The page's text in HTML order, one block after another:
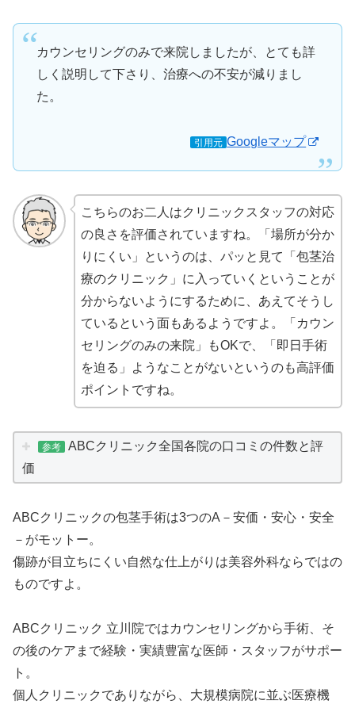
カウンセリングのみで来院しましたが、とても詳
しく説明して下さり、治療への不安が減りまし
た。
引用元 Googleマップ
こちらのお二人はクリニックスタッフの対応
の良さを評価されていますね。「場所が分か
りにくい」というのは、パッと見て「包茎治
療のクリニック」に入っていくということが
分からないようにするために、あえてそうし
ているという面もあるようですよ。「カウン
セリングのみの来院」もOKで、「即日手術
を迫る」ようなことがないというのも高評価
ポイントですね。
参考
ABCクリニック全国各院の口コミの件数と評
価
ABCクリニックの包茎手術は3つのA－安価・安心・安全
－がモットー。
傷跡が目立ちにくい自然な仕上がりは美容外科ならではの
ものですよ。
ABCクリニック 立川院ではカウンセリングから手術、そ
の後のケアまで経験・実績豊富な医師・スタッフがサポー
ト。
個人クリニックでありながら、大規模病院に並ぶ医療機